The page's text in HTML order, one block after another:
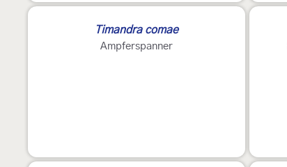
Timandra comae
Ampferspanner